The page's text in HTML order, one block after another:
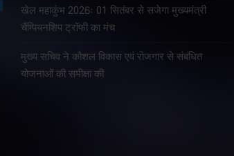
खेल महाकुंभ 2026ः 01 सितंबर से सजेगा मुख्यमंत्री
चैंम्पियनशिप ट्रॉफी का मंच
मुख्य सचिव ने कौशल विकास एवं रोजगार से संबंधित
योजनाओं की समीक्षा की
उत्तराखंड सरकार की कैबिनेट
बैठक में मुख्यमंत्री पुष्कर सिंह
ग्रामीण अर्थव्यवस्था, श्रमिक
कल्याण, शिक्षा, न्यायिक आधारभूत